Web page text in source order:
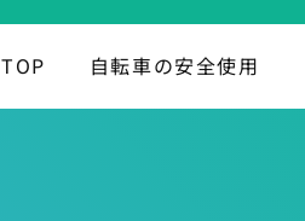
TOP 自転車の安全使用